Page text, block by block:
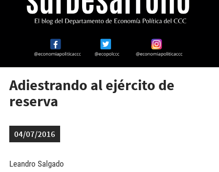
Adiestrando al ejército de
reserva
04/07/2016
Leandro Salgado